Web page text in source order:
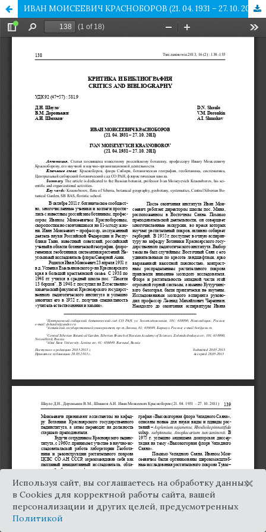
ИВАН МОИСЕЕВИЧ КРАСНОБОРОВ (21. 04. 1931 – 27. 10. 2011)
Используя сайт, вы соглашаетесь на обработку данных
в Cookies для корректной работы сайта, вашей
персонализации и других целей, предусмотренных
Политикой
×